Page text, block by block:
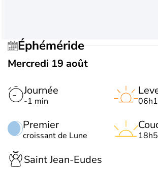
Éphéméride
Mercredi 19 août
Journée
-1 min
Premier
croissant de Lune
Saint Jean-Eudes